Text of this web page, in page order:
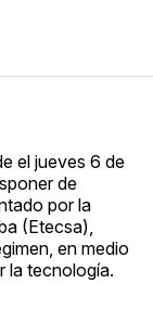
el jueves 6 de
de
por la
(Etecsa),
en medio
la tecnología.